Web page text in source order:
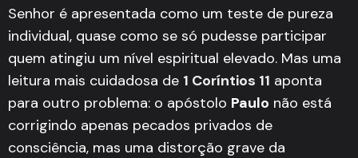
Senhor é apresentada como um teste de pureza
individual, quase como se só pudesse participar
quem atingiu um nível espiritual elevado. Mas uma
leitura mais cuidadosa de 1 Coríntios 11 aponta
para outro problema: o apóstolo Paulo não está
corrigindo apenas pecados privados de
consciência, mas uma distorção grave da